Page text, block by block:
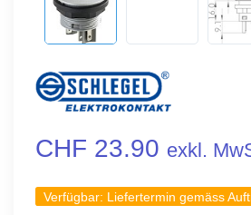
CHF 23.90 exkl.
Verfügbar: Liefertermin gemäss